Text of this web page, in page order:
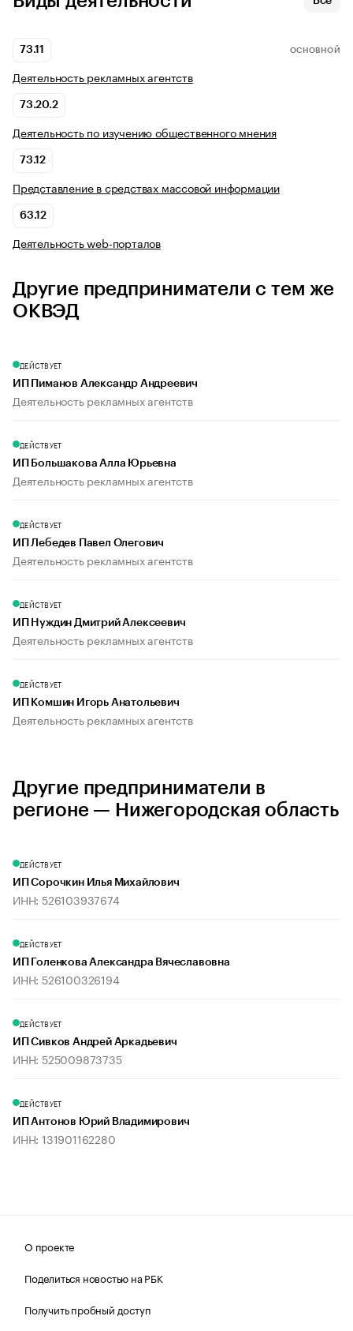
73.11 ОСНОВНОЙ
Деятельность рекламных агентств
73.20.2
Деятельность по изучению общественного мнения
73.12
Представление в средствах массовой информации
63.12
Деятельность web-порталов
Другие предприниматели с тем же
ОКВЭД
ДЕЙСТВУЕТ
ИП Пиманов Александр Андреевич
Деятельность рекламных агентств
ДЕЙСТВУЕТ
ИП Большакова Алла Юрьевна
Деятельность рекламных агентств
ДЕЙСТВУЕТ
ИП Лебедев Павел Олегович
Деятельность рекламных агентств
ДЕЙСТВУЕТ
ИП Нуждин Дмитрий Алексеевич
Деятельность рекламных агентств
ДЕЙСТВУЕТ
ИП Комшин Игорь Анатольевич
Деятельность рекламных агентств
Другие предприниматели в
регионе — Нижегородская область
ДЕЙСТВУЕТ
ИП Сорочкин Илья Михайлович
ИНН: 526103937674
ДЕЙСТВУЕТ
ИП Голенкова Александра Вячеславовна
ИНН: 526100326194
ДЕЙСТВУЕТ
ИП Сивков Андрей Аркадьевич
ИНН: 525009873735
ДЕЙСТВУЕТ
ИП Антонов Юрий Владимирович
ИНН: 131901162280
О проекте
Поделиться новостью на РБК
Получить пробный доступ